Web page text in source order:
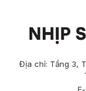
Địa chỉ: Tầng 3,